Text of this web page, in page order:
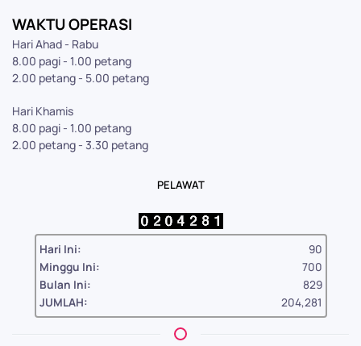
WAKTU OPERASI
Hari Ahad - Rabu
8.00 pagi - 1.00 petang
2.00 petang - 5.00 petang
Hari Khamis
8.00 pagi - 1.00 petang
2.00 petang - 3.30 petang
PELAWAT
Hari Ini:
90
Minggu Ini:
700
Bulan Ini:
829
JUMLAH:
204,281